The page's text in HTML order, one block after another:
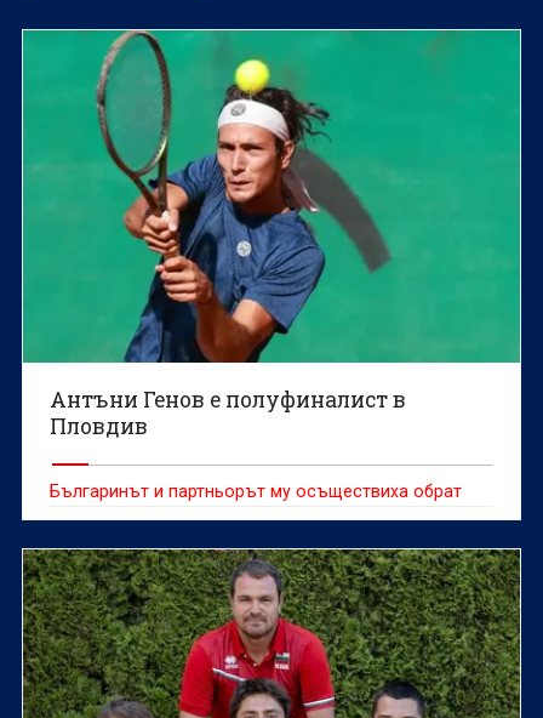
Антъни Генов е полуфиналист в
Пловдив
Българинът и партньорът му осъществиха обрат